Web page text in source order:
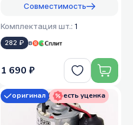
Совместимость
Комплектация шт.: 1
282 ₽ в
1 690 ₽
оригинал есть уценка